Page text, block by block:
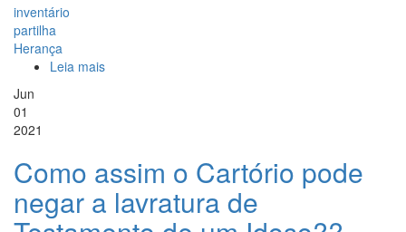
inventário
partilha
Herança
Leia mais
documento
assinado
por
Jun
01
2021
Como assim o Cartório pode
negar a lavratura de